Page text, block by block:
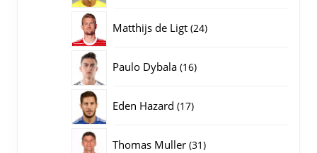
Matthijs de Ligt 2424
Paulo Dybala 1616
Eden Hazard 1717
Thomas Muller 3131